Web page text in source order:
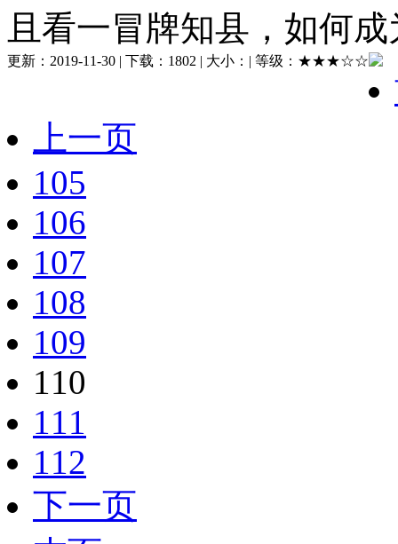
且看一冒牌知县，如何
更新： 2019-11-30 | 下载： 1802 | 大小： | 等级： ★★★☆☆
上一页
105
106
107
108
109
110
111
112
下一页